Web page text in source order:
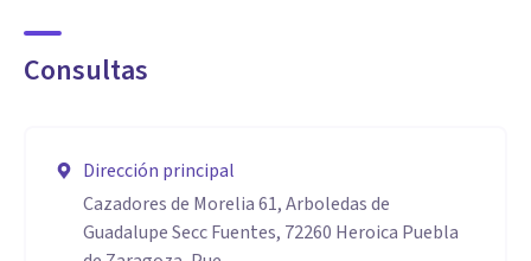
Consultas
Dirección principal
Cazadores de Morelia 61, Arboledas de
Guadalupe Secc Fuentes, 72260 Heroica Puebla